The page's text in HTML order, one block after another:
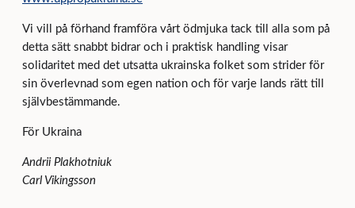
Vi vill på förhand framföra vårt ödmjuka tack till alla som på
detta sätt snabbt bidrar och i praktisk handling visar
solidaritet med det utsatta ukrainska folket som strider för
sin överlevnad som egen nation och för varje lands rätt till
självbestämmande.
För Ukraina
Andrii Plakhotniuk
Carl Vikingsson